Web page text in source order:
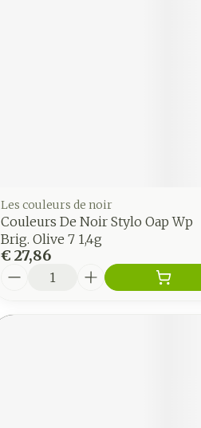
Les couleurs de noir
Couleurs De Noir Stylo Oap Wp
Brig. Olive 7 1,4g
€ 27,86